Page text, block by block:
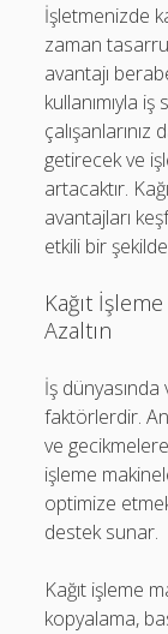
İşletmenizde
zaman
avantajı
kullanımıyla
getirecek ve
artacaktır.
avantajları
etkili bir
Kağıt
Azaltın
İş
faktörlerdir.
ve
işleme
optimize
destek sunar.
Kağıt işleme
kopyalama,